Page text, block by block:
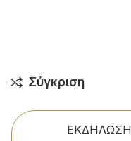
Σύγκριση
ΕΚΔΗΛΩΣΗ